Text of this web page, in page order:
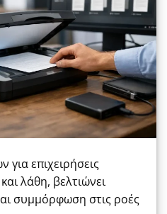
επιχειρήσεις
λάθη, βελτιώνει
συμμόρφωση στις ροές